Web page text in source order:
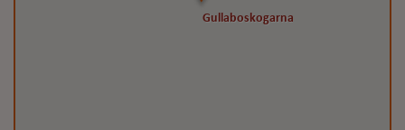
Gullaboskogarna
Gullaboskogarna